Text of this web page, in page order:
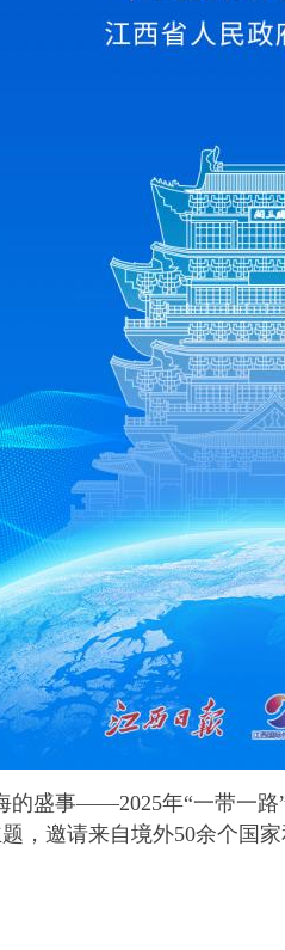
事——2025年“一带一路
，邀请来自境外50余个国